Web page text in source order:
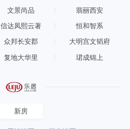
文景尚品 翡丽西安
信达凤熙云著 恒和智系
众邦长安郡 大明宫文韬府
复地大华里 珺成锦上
新房